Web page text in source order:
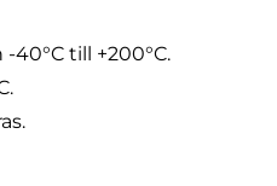
40°C till +200°C.